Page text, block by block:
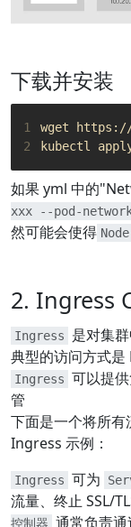
下载并安装
1
2
如果 yml 中的
xxx --pod-
然可能会使得 Node
2. Ingress
Ingress
是对集
典型的访问方式是
Ingress 可以提
管
下面是一个将所
Ingress 示例：
Ingress 可为
流量、终止 SSL/
控制器 通常负责